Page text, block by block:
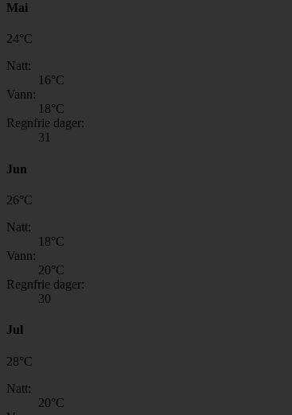
Mai
24°C
Natt:
16°C
Vann:
18°C
Regnfrie dager:
31
Jun
26°C
Natt:
18°C
Vann:
20°C
Regnfrie dager:
30
Jul
28°C
Natt:
20°C